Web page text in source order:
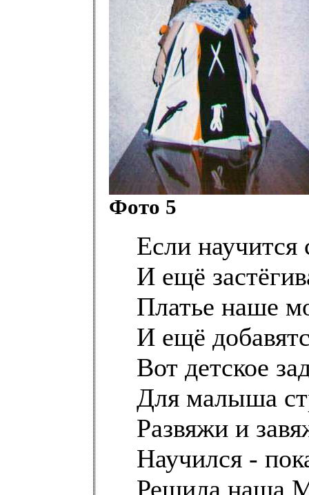
Фото 5
Если научится
И ещё
Платье наше
И ещё
Вот детское
Для малыша
Развяжи и
Научился -
Решила наша